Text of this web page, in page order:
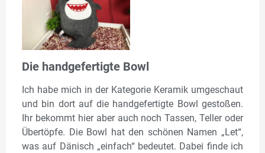
Die handgefertigte Bowl
Ich habe mich in der Kategorie Keramik umgeschaut
und bin dort auf die handgefertigte Bowl gestoßen.
Ihr bekommt hier aber auch noch Tassen, Teller oder
Übertöpfe. Die Bowl hat den schönen Namen „Let“,
was auf Dänisch „einfach“ bedeutet. Dabei finde ich